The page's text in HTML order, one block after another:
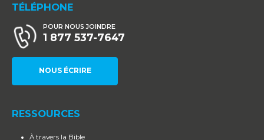
TÉLÉPHONE
POUR NOUS JOINDRE
1 877 537-7647
NOUS ÉCRIRE
RESSOURCES
À travers la Bible